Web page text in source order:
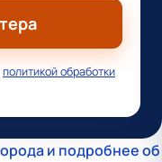
политикой обработки
и подробнее об